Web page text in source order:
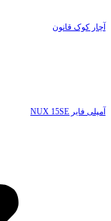
آچار کوک قانون
آمپلی فایر NUX 15SE